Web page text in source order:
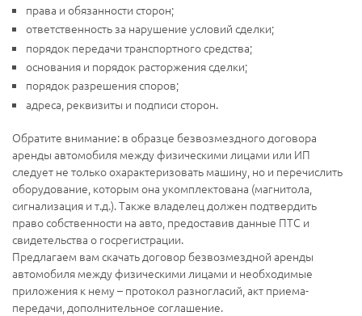
права и обязанности сторон;
ответственность за нарушение условий сделки;
порядок передачи транспортного средства;
основания и порядок расторжения сделки;
порядок разрешения споров;
адреса, реквизиты и подписи сторон.
Обратите внимание: в образце безвозмездного договора
аренды автомобиля между физическими лицами или ИП
следует не только охарактеризовать машину, но и перечислить
оборудование, которым она укомплектована (магнитола,
сигнализация и т.д.). Также владелец должен подтвердить
право собственности на авто, предоставив данные ПТС и
свидетельства о госрегистрации.
Предлагаем вам скачать договор безвозмездной аренды
автомобиля между физическими лицами и необходимые
приложения к нему – протокол разногласий, акт приема-
передачи, дополнительное соглашение.